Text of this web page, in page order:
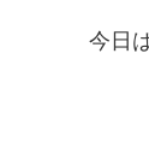
今日